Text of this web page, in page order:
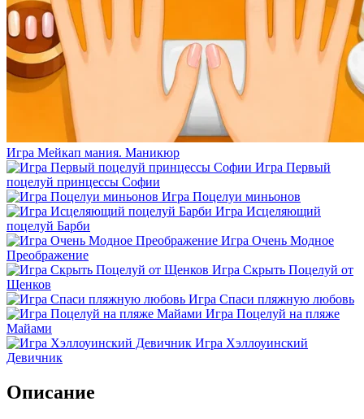
Игра Мейкап мания. Маникюр
Игра Первый
поцелуй принцессы Софии
Игра Поцелуи миньонов
Игра Исцеляющий
поцелуй Барби
Игра Очень Модное
Преображение
Игра Скрыть Поцелуй от
Щенков
Игра Спаси пляжную любовь
Игра Поцелуй на пляже
Майами
Игра Хэллоуинский
Девичник
Описание